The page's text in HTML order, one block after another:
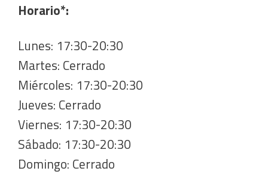
Horario*:
Lunes: 17:30-20:30
Martes: Cerrado
Miércoles: 17:30-20:30
Jueves: Cerrado
Viernes: 17:30-20:30
Sábado: 17:30-20:30
Domingo: Cerrado